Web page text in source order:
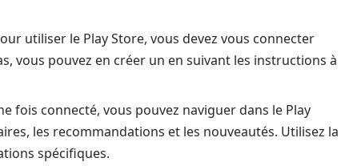
utiliser le Play Store, vous devez vous connecter
vous pouvez en créer un en suivant les instructions à
fois connecté, vous pouvez naviguer dans le Play
les recommandations et les nouveautés. Utilisez la
spécifiques.